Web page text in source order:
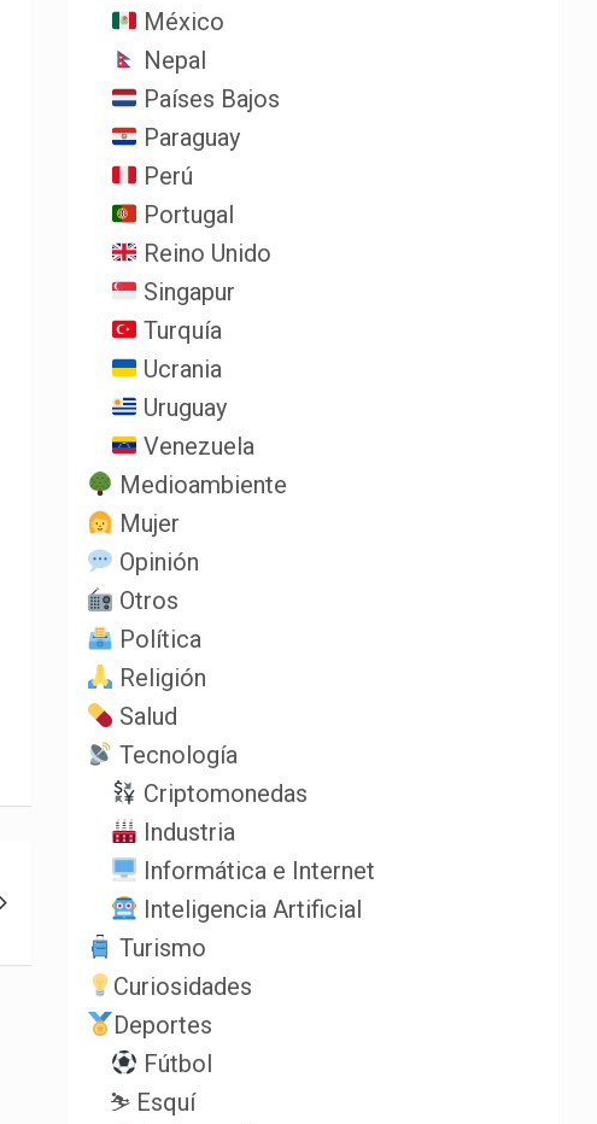
México
Nepal
Países Bajos
Paraguay
Perú
Portugal
Reino Unido
Singapur
Turquía
Ucrania
Uruguay
Venezuela
Medioambiente
Mujer
Opinión
Otros
Política
Religión
Salud
Tecnología
Criptomonedas
Industria
Informática e Internet
Inteligencia Artificial
Turismo
Curiosidades
Deportes
Fútbol
⛷️ Esquí